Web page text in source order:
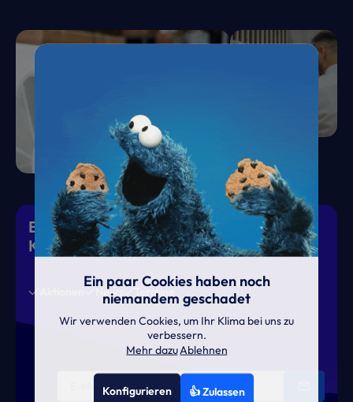
Eiskalte Deals & heiße News für gutes
Klima
News Termine
Ein paar Cookies haben noch
niemandem geschadet
Wir verwenden Cookies, um Ihr Klima bei uns zu
verbessern.
Mehr dazuAblehnen
Konfigurieren 👍 Zulassen